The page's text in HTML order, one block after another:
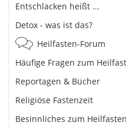
Entschlacken heißt ...
Detox - was ist das?
Heilfasten-Forum
Häufige Fragen zum
Reportagen & Bücher
Religiöse Fastenzeit
Besinnliches zum Heilfasten